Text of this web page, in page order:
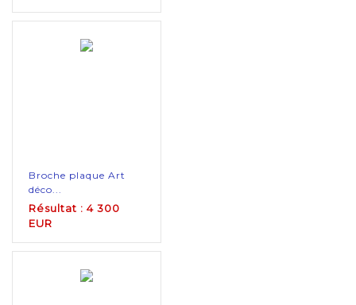
Broche plaque Art
déco...
Résultat : 4 300
EUR